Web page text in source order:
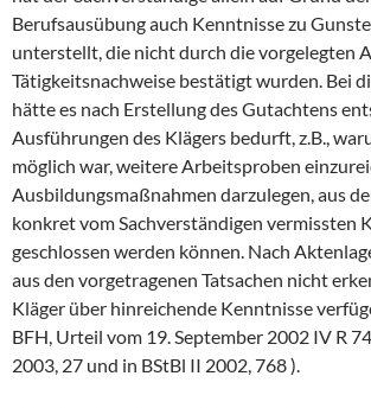
Berufsausübung auch Kenntnisse zu
unterstellt, die nicht durch die vorgelegten
Tätigkeitsnachweise bestätigt wurden. Bei
hätte es nach Erstellung des Gutachtens
Ausführungen des Klägers bedurft, z.B.,
möglich war, weitere Arbeitsproben
Ausbildungsmaßnahmen darzulegen, aus
konkret vom Sachverständigen vermissten
geschlossen werden können. Nach
aus den vorgetragenen Tatsachen nicht
Kläger über hinreichende Kenntnisse
BFH, Urteil vom 19. September 2002 IV R
2003, 27 und in BStBl II 2002, 768 ).